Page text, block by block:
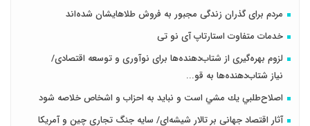
مردم برای گذران زندگی مجبور به فروش طلاهایشان شده‌اند
خدمات متفاوت استارتاپ آی نو تی
لزوم بهره‌گیری از شتاب‌دهنده‌ها برای نوآوری و توسعه اقتصادی/
نیاز شتاب‌دهنده‌ها به قو...
اصلاح‌طلبي يك مشي است و نبايد به احزاب و اشخاص خلاصه شود
آثار اقتصاد جهانی بر تالار شیشه‌ای/ سایه جنگ تجاری چین و آمریکا